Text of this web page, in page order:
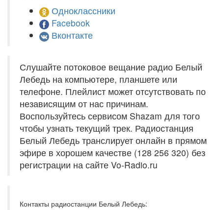
Одноклассники
Facebook
Вконтакте
Слушайте потоковое вещание радио Белый
Лебедь на компьютере, планшете или
телефоне. Плейлист может отсутствовать по
независящим от нас причинам.
Воспользуйтесь сервисом Shazam для того
чтобы узнать текущий трек. Радиостанция
Белый Лебедь транслирует онлайн в прямом
эфире в хорошем качестве (128 256 320) без
регистрации на сайте Vo-Radio.ru
Контакты радиостанции Белый Лебедь: